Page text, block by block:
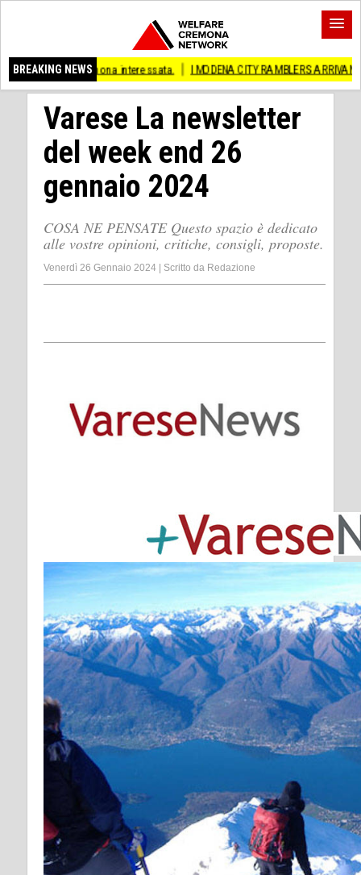
BREAKING NEWS
interessata. I MODENA CITY RAMBLERS ARRIVANO A CREMA!
Varese La newsletter
del week end 26
gennaio 2024
COSA NE PENSATE Questo spazio è dedicato
alle vostre opinioni, critiche, consigli, proposte.
Venerdì 26 Gennaio 2024 Scritto da Redazione